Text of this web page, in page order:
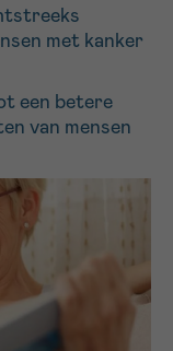
met kanker
een betere
van mensen